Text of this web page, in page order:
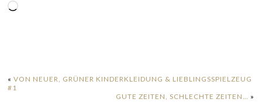
Wird
«VON NEUER, GRÜNER KINDERKLEIDUNG & LIEBLINGSSPIELZEUG
#1
GUTE ZEITEN, SCHLECHTE ZEITEN… »